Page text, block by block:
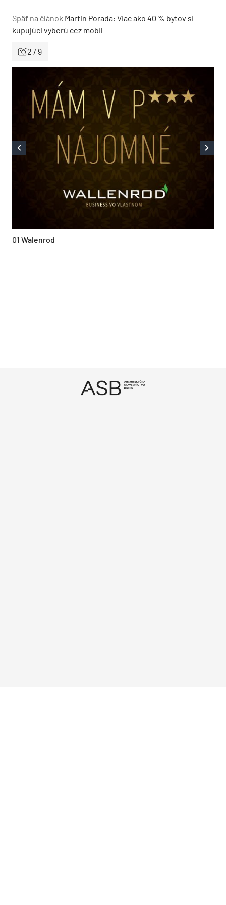
Späť na článok Martin Porada: Viac ako 40 % bytov si
kupujúci vyberú cez mobil
2 / 9
01 Walenrod